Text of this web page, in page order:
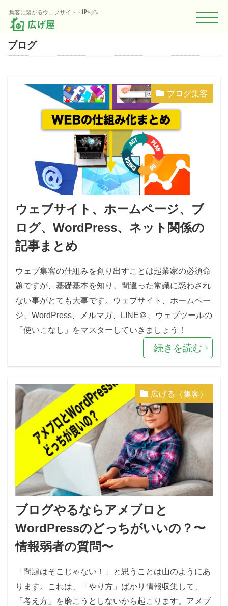
集客に繋がるウェブサイト・LP制作
TAG
ブログ
ブログ集客
ウェブサイト、ホームページ、ブ
ログ、WordPress、ネット関係の
記事まとめ
ウェブ集客の仕組みを創り出すことは起業家の必須命
題ですが、基礎基本を知り、間違った常識に惑わされ
ない事がとても大事です。ウェブサイト、ホームペー
ジ、WordPress、メルマガ、LINE＠、ウェブツールの
「使いこなし」をマスターしていきましょう！
続きを読む
広げる（集客）
ブログやるならアメブロと
WordPressのどっちがいいの？〜
情報弱者の質問〜
「問題はそこじゃない！」と思うことは山のようにあ
ります。これは、「やり方」ばかり情報収集して、
「考え方」を磨こうとしないから起こります。アメブ